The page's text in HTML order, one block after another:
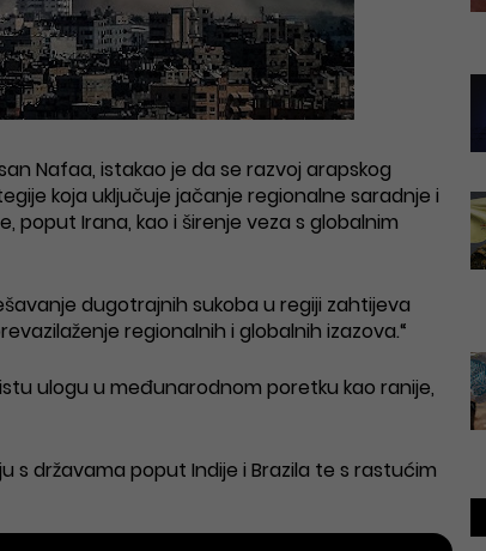
Nafaa, istakao je da se razvoj arapskog
koja uključuje jačanje regionalne saradnje i
poput Irana, kao i širenje veza s globalnim
dugotrajnih sukoba u regiji zahtijeva
regionalnih i globalnih izazova.“
ulogu u međunarodnom poretku kao ranije,
s državama poput Indije i Brazila te s rastućim